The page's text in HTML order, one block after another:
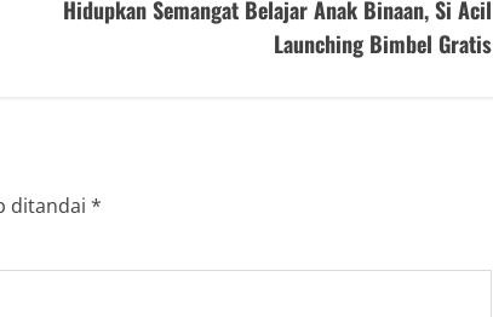
Hidupkan Semangat Belajar Anak Binaan, Si Acil
Launching Bimbel Gratis
ditandai *